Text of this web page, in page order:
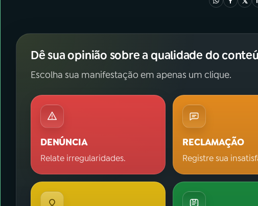
Dê sua opinião sobre a qualidade do
Escolha sua manifestação em apenas um clique.
DENÚNCIA
Relate irregularidades.
RECLAMAÇÃO
Registre sua